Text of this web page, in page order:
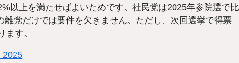
以上を満たせばよいためです。社民党は2025年参院選で比
離党だけでは要件を欠きません。ただし、次回選挙で得票
ます。
2025